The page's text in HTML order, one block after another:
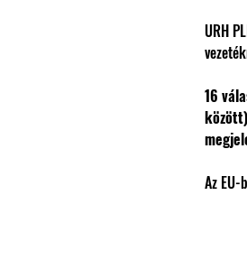
URH
16
között)
Az